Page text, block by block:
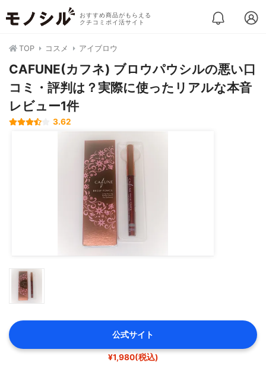
おすすめ商品がもらえる
クチコミポイ活サイト
TOP コスメ アイブロウ
CAFUNE(カフネ) ブロウパウシルの悪い口
コミ・評判は？実際に使ったリアルな本音
レビュー1件
3.62
公式サイト
¥1,980(税込)